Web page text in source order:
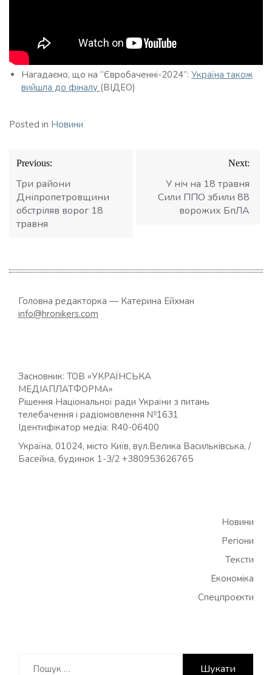
Нагадаємо, що на “Євробаченні-2024”: Україна також
вийшла до фіналу (ВІДЕО)
Posted in Новини
Навігація
записів
Previous:
Три райони
Дніпропетровщини
обстріляв ворог 18
травня
Next:
У ніч на 18 травня
Сили ППО збили 88
ворожих БпЛА
Головна редакторка — Катерина Ейхман
info@hronikers.com
Засновник: ТОВ «УКРАЇНСЬКА
МЕДІАПЛАТФОРМА»
Рішення Національної ради України з питань
телебачення і радіомовлення №1631
Ідентифікатор медіа: R40-06400
Україна, 01024, місто Київ, вул.Велика Васильківська, /
Басейна, будинок 1-3/2 +380953626765
Новини
Регіони
Тексти
Економіка
Спецпроєкти